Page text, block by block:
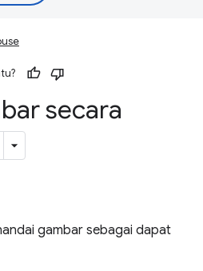
secara
gambar sebagai dapat